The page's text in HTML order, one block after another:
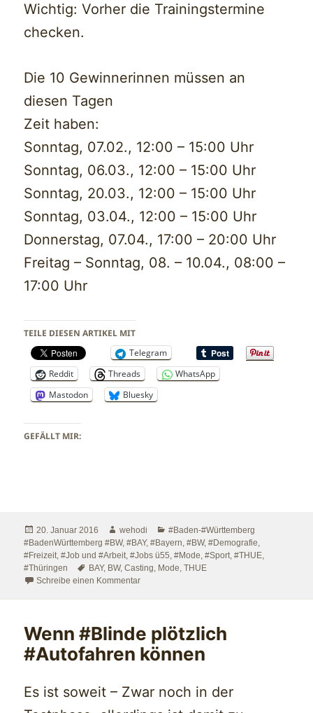
Wichtig: Vorher die Trainingstermine
checken.
Die 10 Gewinnerinnen müssen an
diesen Tagen
Zeit haben:
Sonntag, 07.02., 12:00 – 15:00 Uhr
Sonntag, 06.03., 12:00 – 15:00 Uhr
Sonntag, 20.03., 12:00 – 15:00 Uhr
Sonntag, 03.04., 12:00 – 15:00 Uhr
Donnerstag, 07.04., 17:00 – 20:00 Uhr
Freitag – Sonntag, 08. – 10.04., 08:00 –
17:00 Uhr
TEILE DIESEN ARTIKEL MIT
Telegram
Reddit
Threads
WhatsApp
Mastodon
Bluesky
GEFÄLLT MIR:
Veröffentlicht
am
20. Januar 2016 Autor
wehodi Kategorien
#Baden-#Württemberg
#BadenWürttemberg #BW,#BAY,#Bayern ,#BW,#Demografie
#Freizeit ,#Job und #Arbeit ,#Jobs ü55 ,#Mode ,#Sport ,#THUE
#Thüringen
Schlagwörter
BAY, BW,Casting Mode ,THUE
Schreibe einen Kommentarzu #Casting ab 40
Wenn #Blinde plötzlich
#Autofahren können
Es ist soweit – Zwar noch in der